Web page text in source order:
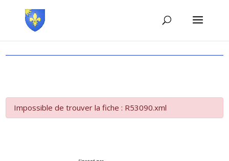
Impossible de trouver la fiche : R53090.xml